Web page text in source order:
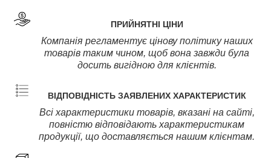
ПРИЙНЯТНІ ЦІНИ
Компанія регламентує цінову політику наших
товарів таким чином, щоб вона завжди була
досить вигідною для клієнтів.
ВІДПОВІДНІСТЬ ЗАЯВЛЕНИХ ХАРАКТЕРИСТИК
Всі характеристики товарів, вказані на сайті,
повністю відповідають характеристикам
продукції, що доставляється нашим клієнтам.